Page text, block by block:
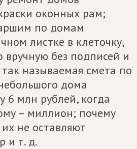
оконных рам;
по домам
листке в клеточку,
вручную без подписей и
называемая смета по
дома
6 млн рублей, когда
– миллион; почему
не оставляют
и т. д.